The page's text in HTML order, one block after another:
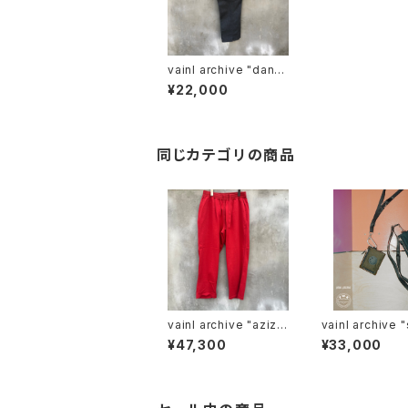
vainl archive "danie
l- half dyed"
¥22,000
同じカテゴリの商品
vainl archive "aziz-
p"
¥47,300
vainl archive "shoul
der wallet"
¥33,000